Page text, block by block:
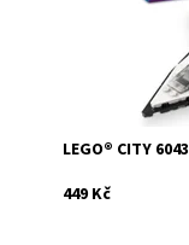
LEGO® CITY
449 Kč